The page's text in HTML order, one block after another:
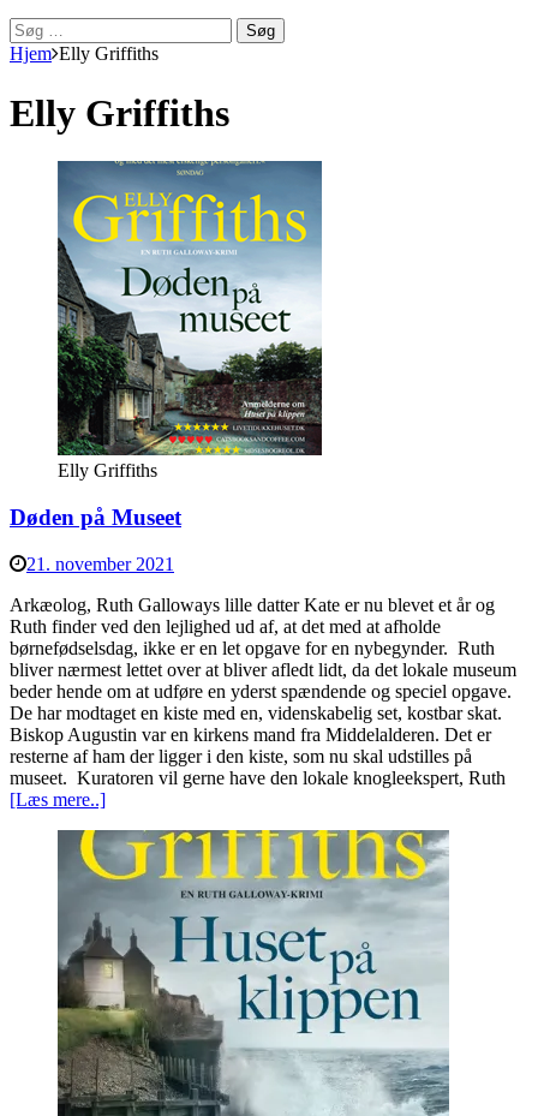
Søg
efter:
Hjem Elly Griffiths
Elly Griffiths
Elly Griffiths
Døden på Museet
21. november 2021
Arkæolog, Ruth Galloways lille datter Kate er nu blevet et år og
Ruth finder ved den lejlighed ud af, at det med at afholde
børnefødselsdag, ikke er en let opgave for en nybegynder. Ruth
bliver nærmest lettet over at bliver afledt lidt, da det lokale museum
beder hende om at udføre en yderst spændende og speciel opgave.
De har modtaget en kiste med en, videnskabelig set, kostbar skat.
Biskop Augustin var en kirkens mand fra Middelalderen. Det er
resterne af ham der ligger i den kiste, som nu skal udstilles på
museet. Kuratoren vil gerne have den lokale knogleekspert, Ruth
[Læs mere..]